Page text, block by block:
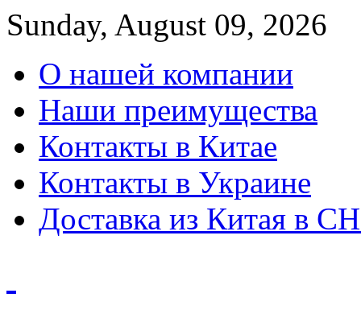
Sunday, August 09, 2026
О нашей компании
Наши преимущества
Контакты в Китае
Контакты в Украине
Доставка из Китая в